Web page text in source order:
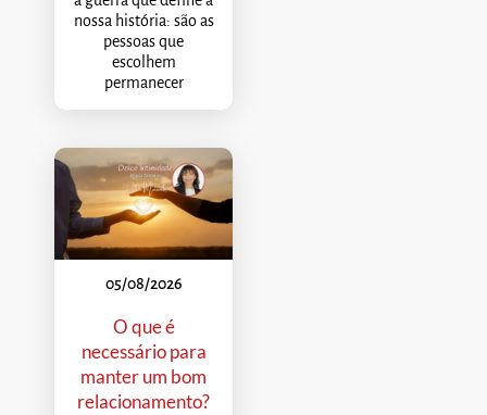
nossa história: são as
pessoas que
escolhem
permanecer
05/08/2026
O que é
necessário para
manter um bom
relacionamento?